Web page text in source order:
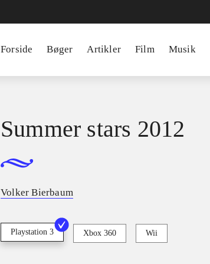
Forside Bøger Artikler Film Musik
Summer stars 2012
Volker Bierbaum
Playstation 3 Xbox 360 Wii